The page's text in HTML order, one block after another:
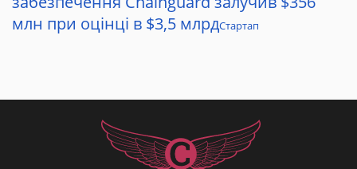
млн при оцінці в $3,5 млрдСтартап